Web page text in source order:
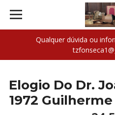
Qualquer dúvida ou
Elogio Do Dr.
1972